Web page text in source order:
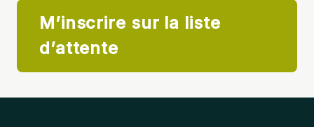
M’inscrire sur la liste
d’attente